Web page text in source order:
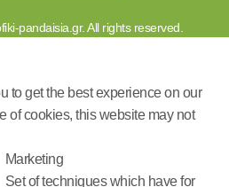
pandaisia.gr. All rights reserved.
to get the best experience on our
of cookies, this website may not
Marketing
Set of techniques which have for